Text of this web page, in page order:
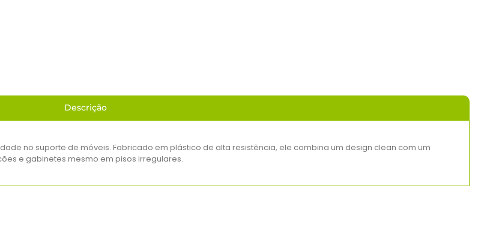
Descrição
no suporte de móveis. Fabricado em plástico de alta resistência, ele combina um design clean com um
e gabinetes mesmo em pisos irregulares.